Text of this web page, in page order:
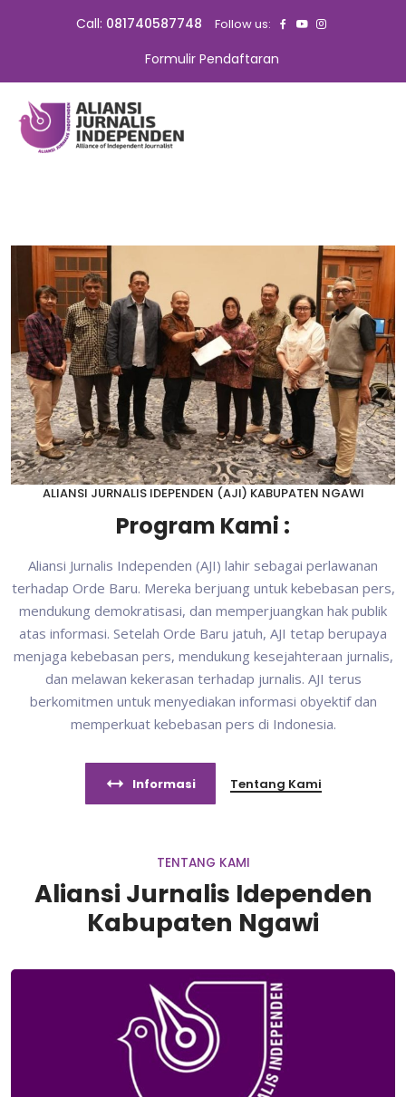
Call: 081740587748 Follow us:
Formulir Pendaftaran
ALIANSI JURNALIS IDEPENDEN (AJI) KABUPATEN NGAWI
Program Kami :
Aliansi Jurnalis Independen (AJI) lahir sebagai perlawanan
terhadap Orde Baru. Mereka berjuang untuk kebebasan pers,
mendukung demokratisasi, dan memperjuangkan hak publik
atas informasi. Setelah Orde Baru jatuh, AJI tetap berupaya
menjaga kebebasan pers, mendukung kesejahteraan jurnalis,
dan melawan kekerasan terhadap jurnalis. AJI terus
berkomitmen untuk menyediakan informasi obyektif dan
memperkuat kebebasan pers di Indonesia.
Informasi Tentang Kami
TENTANG KAMI
Aliansi Jurnalis Idependen
Kabupaten Ngawi